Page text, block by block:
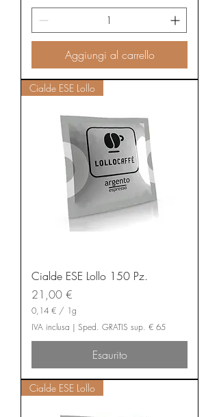
€
e
r
a
m
Aggiungi al carrello
Cialde ESE Lollo
Cialde ESE Lollo 150 Pz.
Prezzo
21,00 €
0,14 € / 1g
0
,
1
€
p
e
IVA inclusa | Sped. GRATIS sup. € 65
Esaurito
Cialde ESE Lollo